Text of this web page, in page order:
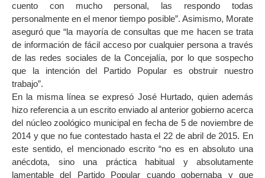
cuento con mucho personal, las respondo todas
personalmente en el menor tiempo posible”. Asimismo, Morate
aseguró que “la mayoría de consultas que me hacen se trata
de información de fácil acceso por cualquier persona a través
de las redes sociales de la Concejalía, por lo que sospecho
que la intención del Partido Popular es obstruir nuestro
trabajo”.
En la misma línea se expresó José Hurtado, quien además
hizo referencia a un escrito enviado al anterior gobierno acerca
del núcleo zoológico municipal en fecha de 5 de noviembre de
2014 y que no fue contestado hasta el 22 de abril de 2015. En
este sentido, el mencionado escrito “no es en absoluto una
anécdota, sino una práctica habitual y absolutamente
lamentable del Partido Popular cuando gobernaba y que